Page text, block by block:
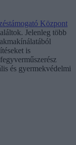
Központ
Jelenleg több
is
és gyermekvédelmi